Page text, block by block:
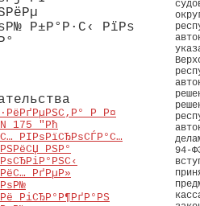
Р±Р°Р·С‹ РїРѕ
Р Р¤
175 "Рћ
РІРѕРїСЂРѕСЃР°С…
РЅР°
РґРµР»
РіСЂР°Р¶РґР°РЅ
94-